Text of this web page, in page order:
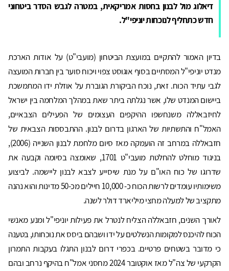
דיאלוג מול לבנון בחסות אמריקאית, במטרה לגבש הסדר ביטחוני
חדש כתחליף לנוכחות יוניפי"ל.
בדיון האמור להתקיים במועצת הביטחון (מועבי"ט) על אודות הארכת
מנדט יוניפי"ל המסתיים בסוף אוגוסט צפוי ויכוח סוער בין חברות המועצה
לגבי עתיד הכוח. זאת, נוכח הביקורת הגוברת על אוזלת ידו המתמשכת
ביישום המנדט שלו, אשר נגלתה ביתר שאת במהלך המלחמה בין ישראל
לחיזבאללה משנחשפו ההיקפים העצומים של הפעילים הצבאיים,
האמל"ח והתשתיות של הארגון בדרום לבנון. ההתבססות הצבאית של
חזבאללה במרחב זה הועמקה מאז סיום מלחמת לבנון השנייה (2006),
בניגוד מוחלט להחלטת מועבי"ט 1701, שאומצה בסיומה וקבעה את
שדרוגו של כוח האו"ם על מנת שיסייע לצבא לבנון ליישמה. לביצוע
משימותיו עומדים לרשות הכוח כ- 10,000 חיילים מכ-50 מדינות והוא נהנה
מתקציב של למעלה מחצי מיליארד דולר לשנה.
לאורך השנים, חזבאללה הצליח לנטרל את פעילות יוניפי"ל ומנע מאנשי
הכוח להיכנס למקומות הנשלטים על ידו ושבהם ביסס את נוכחותו, בטענה
כי מדובר בשטחים פרטיים. בכפרי דרום לבנון התגלו בעקבות התמרון
הקרקעי של צה"ל מאז אוקטובר 2024 מחסני אמל"ח בהיקף נרחב ובהם